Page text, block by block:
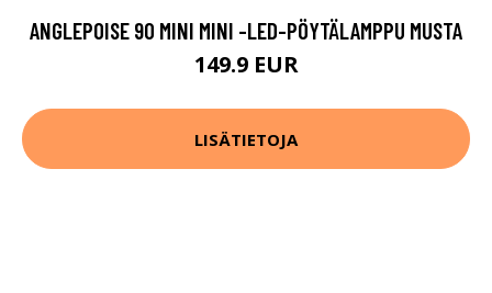
ANGLEPOISE 90 MINI MINI -LED-PÖYTÄLAMPPU MUSTA
149.9 EUR
LISÄTIETOJA